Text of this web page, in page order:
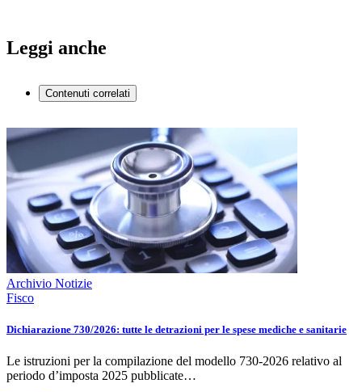
Leggi anche
Contenuti correlati
Archivio Notizie
Fisco
Dichiarazione 730/2026: tutte le detrazioni per le spese mediche e sanitarie
Le istruzioni per la compilazione del modello 730-2026 relativo al
periodo d’imposta 2025 pubblicate…